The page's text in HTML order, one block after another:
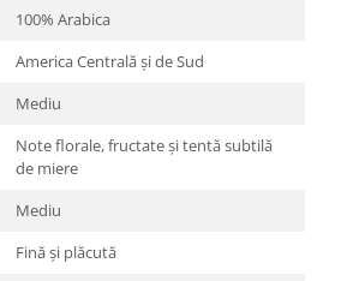
100% Arabica
America Centrală și de Sud
Mediu
Note florale, fructate și tentă subtilă
de miere
Mediu
Fină și plăcută